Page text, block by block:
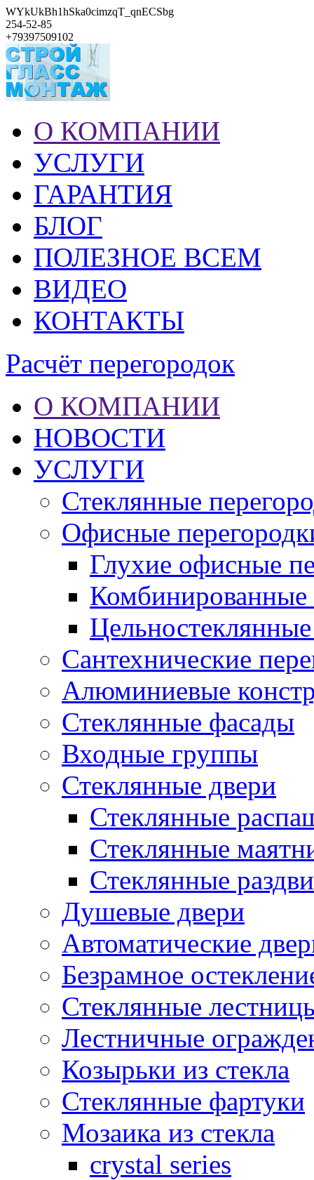
WYkUkBh1hSka0cimzqT_qnECSbg
254-52-85
+79397509102
О КОМПАНИИ
УСЛУГИ
ГАРАНТИЯ
БЛОГ
ПОЛЕЗНОЕ ВСЕМ
ВИДЕО
КОНТАКТЫ
Расчёт перегородок
О КОМПАНИИ
НОВОСТИ
УСЛУГИ
Стеклянные
Офисные
Глухие офисные
Комбинированные
Сантехнические
Алюминиевые
Стеклянные фасады
Входные группы
Стеклянные двери
Стеклянные
Стеклянные
Стеклянные
Душевые двери
Автоматические
Безрамное
Стеклянные
Лестничные
Козырьки из стекла
Стеклянные фартуки
Мозаика из стекла
crystal series